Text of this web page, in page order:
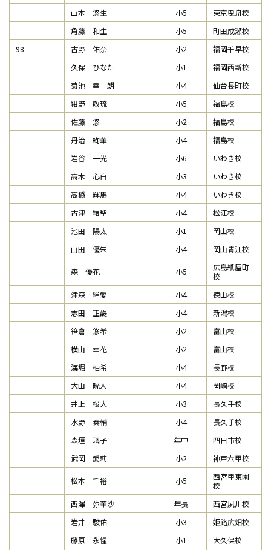
山本 悠生
小5
東京曳舟校
角藤 和生
小5
町田成瀬校
98
古野 佑奈 小2
福岡千早校
久保 ひなた
小1
福岡西新校
菊池 幸一朗
小4
仙台長町校
紺野 敬琉
小5
福島校
佐藤 悠
小2
福島校
丹治 絢華
小4
福島校
岩谷 一光
小6
いわき校
高木 心白
小3
いわき校
高橋 輝馬
小4
いわき校
古津 結聖
小4
松江校
池田 陽太
小1
岡山校
山田 優朱
小4 岡山青江校
森 優花 小5
広島紙屋町
校
津森 絆愛
小4
徳山校
志田 正醍
小4
新潟校
笹倉 悠希
小2
富山校
横山 幸花
小2
富山校
海堀 柚希
小4
長野校
大山 晄人
小4
岡崎校
井上 桜大
小3
長久手校
水野 奏輔
小4
長久手校
森垣 璃子
年中
四日市校
武岡 愛莉
小2 神戸六甲校
松本 千裕 小5
西宮甲東園
校
西澤 弥華沙
年長
西宮夙川校
岩井 駿佑
小3
姫路広畑校
藤原 永惺
小1
大久保校